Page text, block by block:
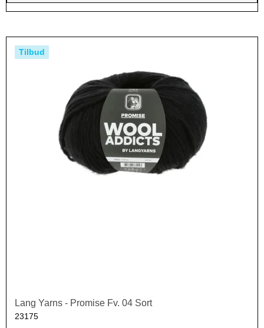
Tilbud
Lang Yarns - Promise Fv. 04 Sort
23175